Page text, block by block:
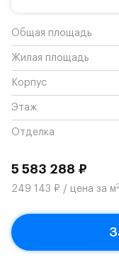
Общая площадь
Жилая площадь
Корпус
Этаж
Отделка
5 583 288 ₽
249 143 ₽ / цена за м2